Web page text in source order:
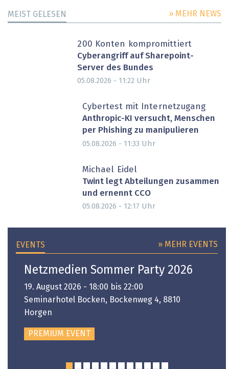
MEIST GELESEN » MEHR NEWS
200 Konten kompromittiert
Cyberangriff auf Sharepoint-
Server des Bundes
05.08.2026 - 11:22 Uhr
Cybertest mit Internetzugang
Anthropic-KI versucht, Menschen
per Phishing zu manipulieren
05.08.2026 - 11:33 Uhr
Michael Eidel
Twint legt Abteilungen zusammen
und ernennt CCO
05.08.2026 - 12:17 Uhr
EVENTS » MEHR EVENTS
Netzmedien Sommer Party 2026
19. August 2026 - 18:00 bis 22:00
Seminarhotel Bocken, Bockenweg 4, 8810
Horgen
PREMIUM EVENT